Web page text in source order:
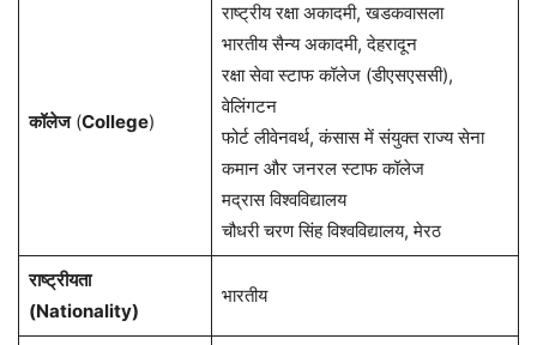
कॉलेज(College)
राष्ट्रीय रक्षा अकादमी, खडकवासला
भारतीय सैन्य अकादमी, देहरादून
रक्षा सेवा स्टाफ कॉलेज (डीएसएससी),
वेलिंगटन
फोर्ट लीवेनवर्थ, कंसास में संयुक्त राज्य सेना
कमान और जनरल स्टाफ कॉलेज
मद्रास विश्वविद्यालय
चौधरी चरण सिंह विश्वविद्यालय, मेरठ
राष्ट्रीयता
(Nationality)
भारतीय